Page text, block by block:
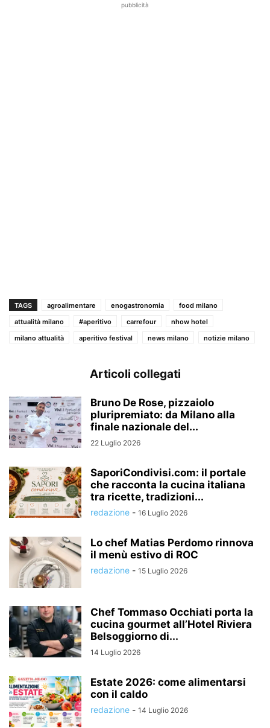
pubblicità
TAGS agroalimentare enogastronomia
food milano
attualità milano
#aperitivo carrefour
nhow hotel
milano attualità
aperitivo festival news milano notizie milano
Articoli collegati
Bruno De Rose, pizzaiolo
pluripremiato: da Milano alla
finale nazionale del...
22 Luglio 2026
SaporiCondivisi.com: il portale
che racconta la cucina italiana
tra ricette, tradizioni...
redazione - 16 Luglio 2026
Lo chef Matias Perdomo rinnova
il menù estivo di ROC
redazione - 15 Luglio 2026
Chef Tommaso Occhiati porta la
cucina gourmet all’Hotel Riviera
Belsoggiorno di...
14 Luglio 2026
Estate 2026: come alimentarsi
con il caldo
redazione - 14 Luglio 2026